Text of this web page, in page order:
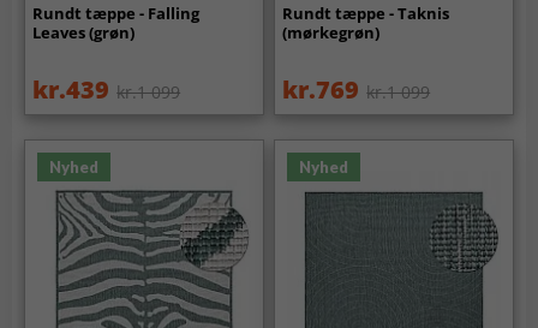
Rundt tæppe - Falling
Leaves (grøn)
kr.439 kr.1 099
Rundt tæppe - Taknis
(mørkegrøn)
kr.769 kr.1 099
Nyhed Nyhed